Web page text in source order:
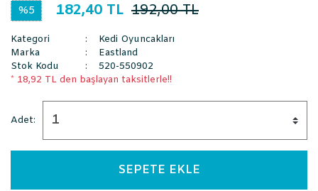
%5 182,40 TL 192,00 TL
Kategori
Kedi Oyuncakları
Marka
Eastland
Stok Kodu
520-550902
* 18,92 TL den başlayan taksitlerle!!
Adet:
SEPETE EKLE